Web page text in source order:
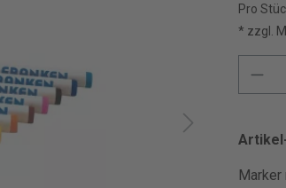
Pro
* zzgl.